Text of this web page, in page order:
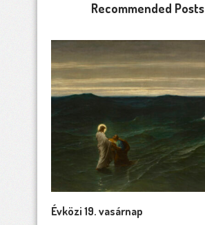
Recommended Posts
Évközi 19. vasárnap